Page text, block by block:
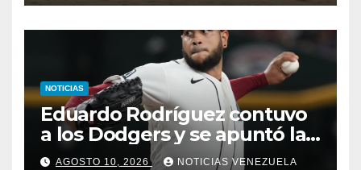
NOTICIAS
Eduardo Rodríguez contuvo
a los Dodgers y se apuntó la
victoria
AGOSTO 10, 2026 NOTICIAS VENEZUELA